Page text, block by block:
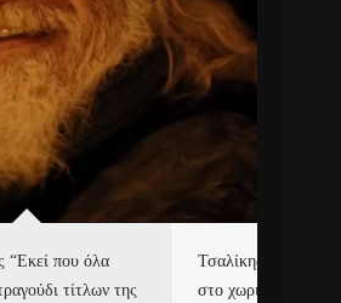
“Εκεί που όλα
τίτλων της
Τσαλίκης,
στο χωριό του Άι